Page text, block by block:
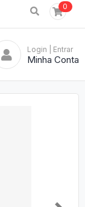
0
Login | Entrar
Minha Conta